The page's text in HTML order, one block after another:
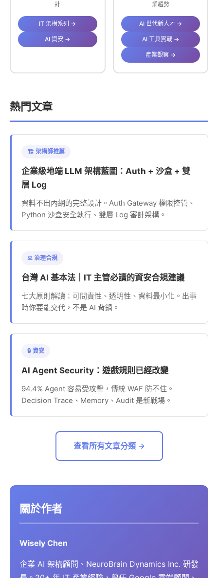
計
IT 架構系列 →
AI 資安 →
業趨勢
AI 世代新人才 →
AI 工具實戰 →
產業觀察 →
熱門文章
🏗️ 架構師推薦
企業級地端 LLM 架構藍圖：Auth + 沙盒 + 雙
層 Log
資料不出內網的完整設計。Auth Gateway 權限控管、
Python 沙盒安全執行、雙層 Log 審計架構。
⚖️ 治理合規
台灣 AI 基本法｜IT 主管必讀的資安合規建議
七大原則解讀：可問責性、透明性、資料最小化。出事
時你要能交代，不是 AI 背鍋。
🔒 資安
AI Agent Security：遊戲規則已經改變
94.4% Agent 容易受攻擊，傳統 WAF 防不住。
Decision Trace、Memory、Audit 是新戰場。
查看所有文章分類 →
關於作者
Wisely Chen
企業 AI 架構顧問、NeuroBrain Dynamics Inc. 研發